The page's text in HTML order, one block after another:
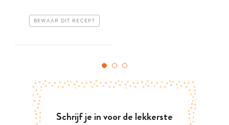
BEWAAR DIT RECEPT
Schrijf je in voor de lekkerste